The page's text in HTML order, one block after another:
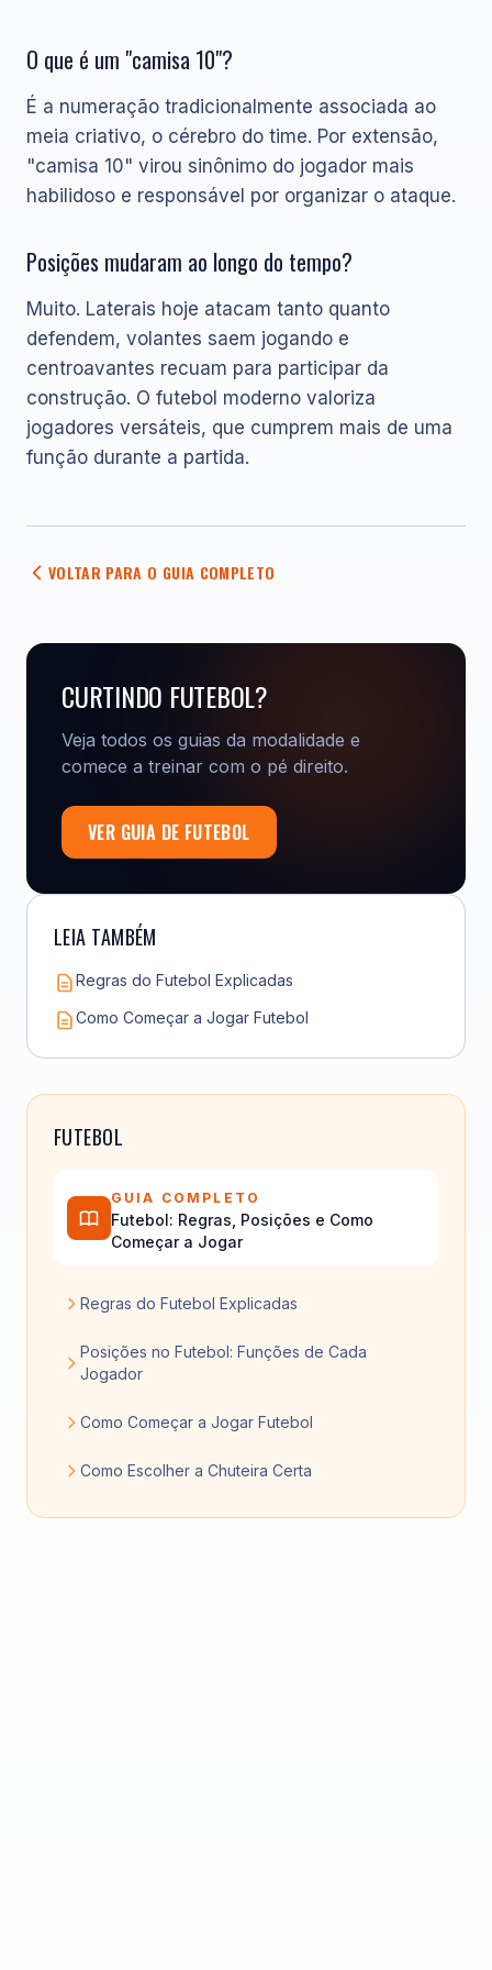
O que é um "camisa 10"?
É a numeração tradicionalmente associada ao
meia criativo, o cérebro do time. Por extensão,
"camisa 10" virou sinônimo do jogador mais
habilidoso e responsável por organizar o ataque.
Posições mudaram ao longo do tempo?
Muito. Laterais hoje atacam tanto quanto
defendem, volantes saem jogando e
centroavantes recuam para participar da
construção. O futebol moderno valoriza
jogadores versáteis, que cumprem mais de uma
função durante a partida.
VOLTAR PARA O GUIA COMPLETO
CURTINDO FUTEBOL?
Veja todos os guias da modalidade e
comece a treinar com o pé direito.
VER GUIA DE FUTEBOL
LEIA TAMBÉM
Regras do Futebol Explicadas
Como Começar a Jogar Futebol
FUTEBOL
GUIA COMPLETO
Futebol: Regras, Posições e Como
Começar a Jogar
Regras do Futebol Explicadas
Posições no Futebol: Funções de Cada
Jogador
Como Começar a Jogar Futebol
Como Escolher a Chuteira Certa